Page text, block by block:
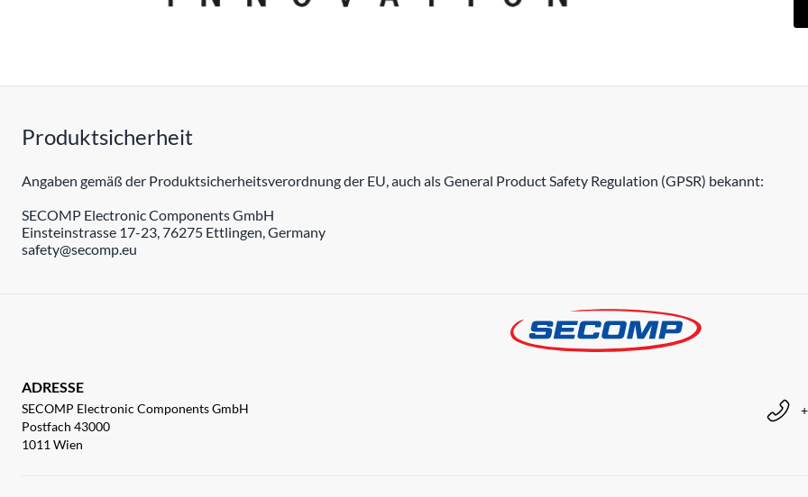
Produktsicherheit
Angaben gemäß der Produktsicherheitsverordnung der EU, auch als General Product Safety Regulation (GPSR) bekannt:
SECOMP Electronic Components GmbH
Einsteinstrasse 17-23, 76275 Ettlingen, Germany
safety@secomp.eu
ADRESSE
SECOMP Electronic Components GmbH
Postfach 43000
1011 Wien